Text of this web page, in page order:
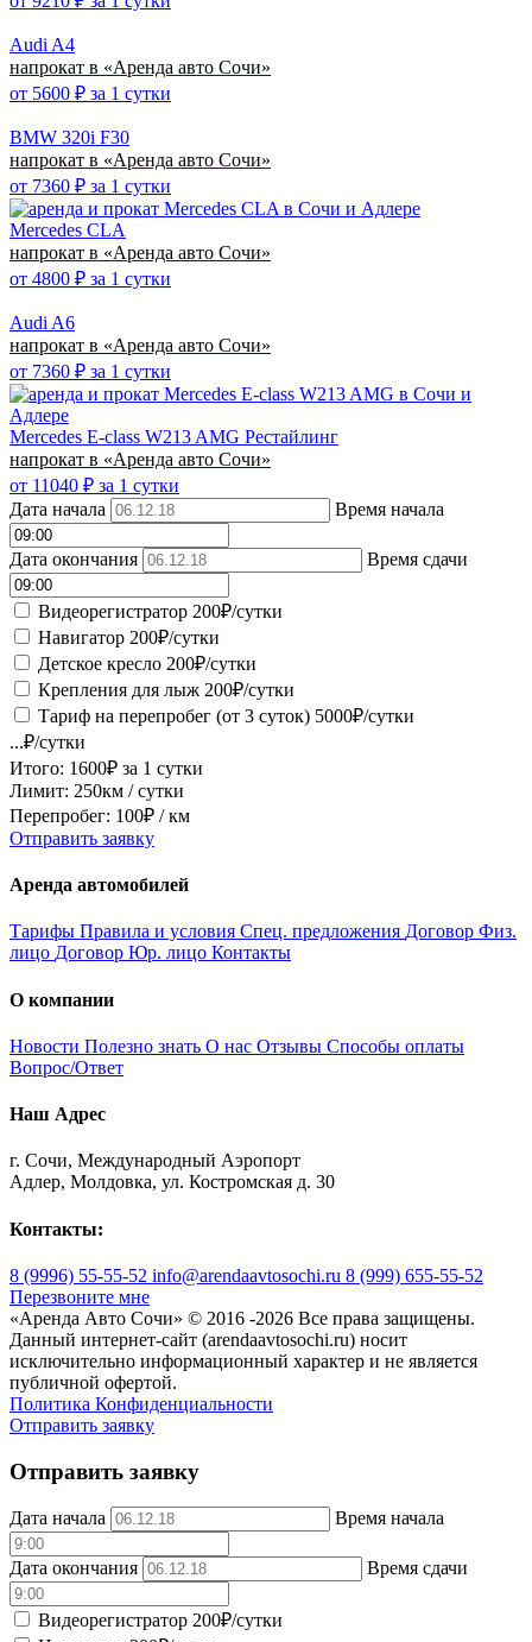
Audi A4
напрокат в «Аренда авто Сочи»
от 5600 ₽ за 1 сутки
BMW 320i F30
напрокат в «Аренда авто Сочи»
от 7360 ₽ за 1 сутки
Mercedes CLA
напрокат в «Аренда авто Сочи»
от 4800 ₽ за 1 сутки
Audi A6
напрокат в «Аренда авто Сочи»
от 7360 ₽ за 1 сутки
Mercedes E-class W213 AMG Рестайлинг
напрокат в «Аренда авто Сочи»
от 11040 ₽ за 1 сутки
Дата начала
Время начала
Дата окончания Время сдачи
Видеорегистратор 200₽/сутки
Навигатор 200₽/сутки
Детское кресло 200₽/сутки
Крепления для лыж 200₽/сутки
Тариф на перепробег (от 3 суток) 5000₽/сутки
...₽/сутки
Итого: 1600₽ за 1 сутки
Лимит: 250км / сутки
Перепробег: 100₽ / км
Отправить заявку
Аренда автомобилей
Тарифы Правила и условия Спец. предложения Договор Физ.
лицо Договор Юр. лицо Контакты
О компании
Новости Полезно знать О нас Отзывы Способы оплаты
Вопрос/Ответ
Наш Адрес
г. Сочи, Международный Аэропорт
Адлер, Молдовка, ул. Костромская д. 30
Контакты:
8 (9996) 55-55-52 info@arendaavtosochi.ru 8 (999) 655-55-52
Перезвоните мне
«Аренда Авто Сочи» © 2016 -2026 Все права защищены.
Данный интернет-сайт (arendaavtosochi.ru) носит
исключительно информационный характер и не является
публичной офертой.
Политика Конфиденциальности
Отправить заявку
Отправить заявку
Дата начала Время начала
Дата окончания Время сдачи
Видеорегистратор 200₽/сутки